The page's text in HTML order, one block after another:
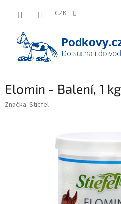
CZK
Elomin - Balení, 1 kg
Značka: Stiefel